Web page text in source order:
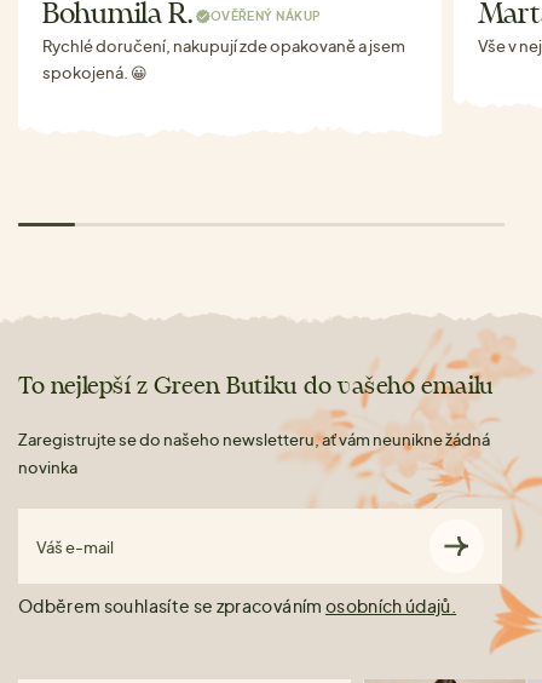
Bohumila R. OVĚŘENÝ NÁKUP
Rychlé doručení, nakupují zde opakovaně a jsem
spokojená. 😀
Vše v
To nejlepší z Green Butiku do vašeho emailu
Zaregistrujte se do našeho newsletteru, ať vám neunikne žádná
novinka
Váš e-mail
Odběrem souhlasíte se zpracováním osobních údajů.